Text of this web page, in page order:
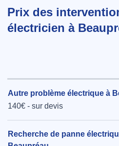
Prix des
électricien à
Autre problème électrique à
140€ - sur devis
Recherche de panne